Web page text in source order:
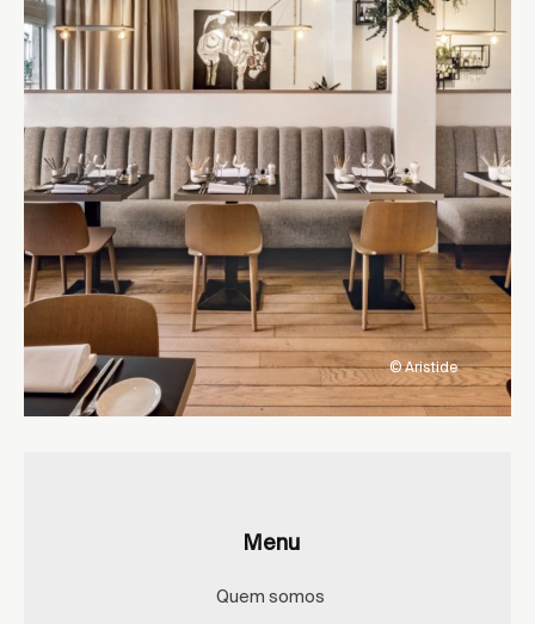
© Aristide
Menu
Quem somos